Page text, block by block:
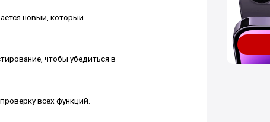
новый, который
чтобы убедиться в
всех функций.